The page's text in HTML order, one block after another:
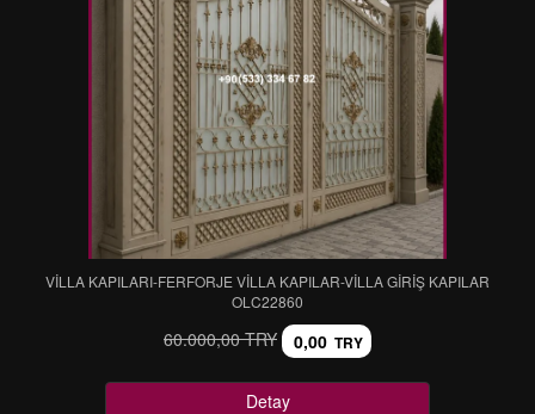
VİLLA KAPILARI-FERFORJE VİLLA KAPILAR-VİLLA GİRİŞ KAPILAR
OLC22860
60.000,00 TRY 0,00 TRY
Detay